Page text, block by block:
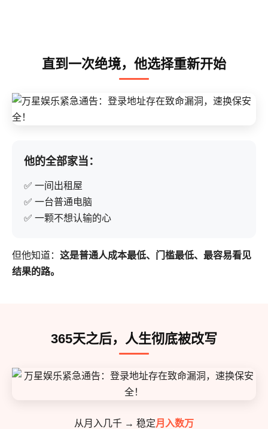
直到一次绝境，他选择重新开始
他的全部家当：
✅ 一间出租屋
✅ 一台普通电脑
✅ 一颗不想认输的心
但他知道： 这是普通人成本最低、门槛最低、最容易看见
结果的路。
365天之后，人生彻底被改写
从月入几千 → 稳定月入数万